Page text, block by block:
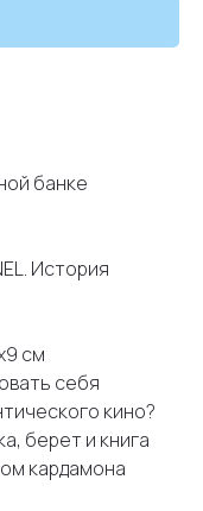
банке
История
см
себя
кино?
берет и книга
кардамона